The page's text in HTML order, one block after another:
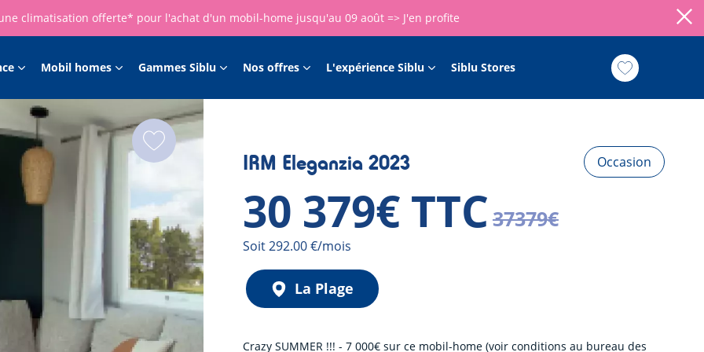
climatisation offerte* pour l'achat d'un mobil-home jusqu'au 09 août => J'en profite
Mobil homes Gammes Siblu Nos offres L'expérience Siblu Siblu Stores
Occasion
IRM Eleganzia 2023
30 379€ TTC 37379€
Mensualité
Soit 292.00 €/mois
La Plage
Crazy SUMMER !!! - 7 000€ sur ce mobil-home (voir conditions au bureau des